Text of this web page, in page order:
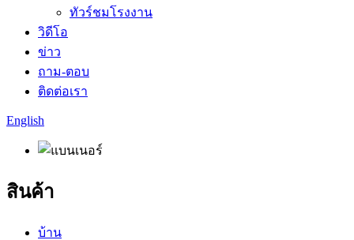
ทัวร์ชมโรงงาน
วิดีโอ
ข่าว
ถาม-ตอบ
ติดต่อเรา
English
สินค้า
บ้าน